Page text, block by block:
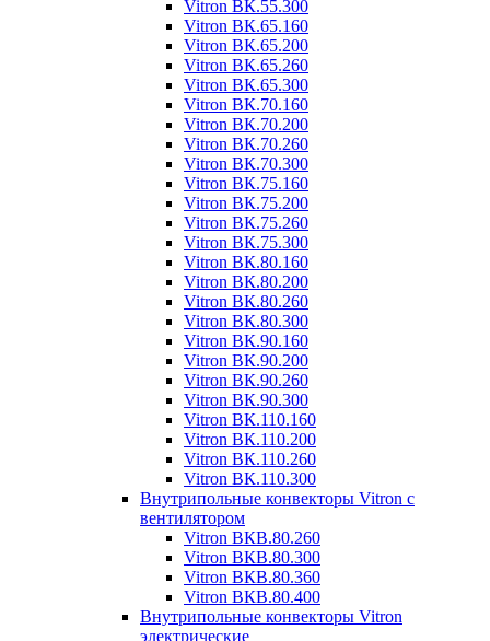
Vitron ВК.55.300
Vitron ВК.65.160
Vitron ВК.65.200
Vitron ВК.65.260
Vitron ВК.65.300
Vitron ВК.70.160
Vitron ВК.70.200
Vitron ВК.70.260
Vitron ВК.70.300
Vitron ВК.75.160
Vitron ВК.75.200
Vitron ВК.75.260
Vitron ВК.75.300
Vitron ВК.80.160
Vitron ВК.80.200
Vitron ВК.80.260
Vitron ВК.80.300
Vitron ВК.90.160
Vitron ВК.90.200
Vitron ВК.90.260
Vitron ВК.90.300
Vitron ВК.110.160
Vitron ВК.110.200
Vitron ВК.110.260
Vitron ВК.110.300
Внутрипольные конвекторы Vitron с
вентилятором
Vitron ВКВ.80.260
Vitron ВКВ.80.300
Vitron ВКВ.80.360
Vitron ВКВ.80.400
Внутрипольные конвекторы Vitron
электрические